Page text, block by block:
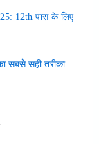
12th पास के लिए
सबसे सही तरीका –